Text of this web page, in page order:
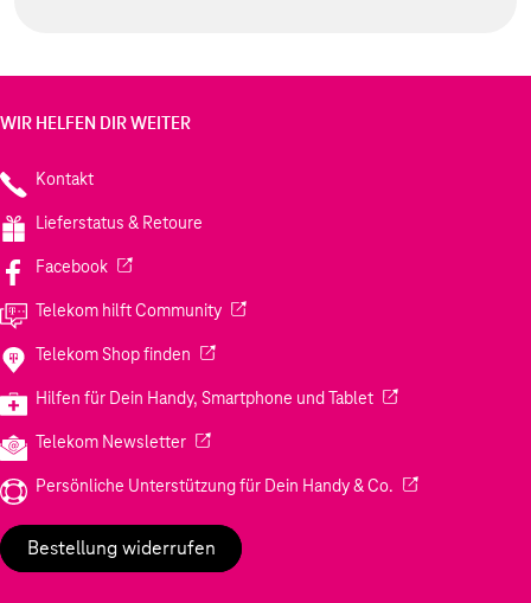
WIR HELFEN DIR WEITER
Kontakt
Lieferstatus & Retoure
Facebook(Wird in einem neuen Tab geöffnet)
Telekom hilft Community(Wird in einem neuen Tab geöffnet)
Telekom Shop finden (Wird in einem neuen Tab geöffnet)
Hilfen für Dein Handy, Smartphone und Tablet(Wird in einem
Telekom Newsletter(Wird in einem neuen Tab geöffnet)
Persönliche Unterstützung für Dein Handy & Co. (Wird in einem
Bestellung widerrufen